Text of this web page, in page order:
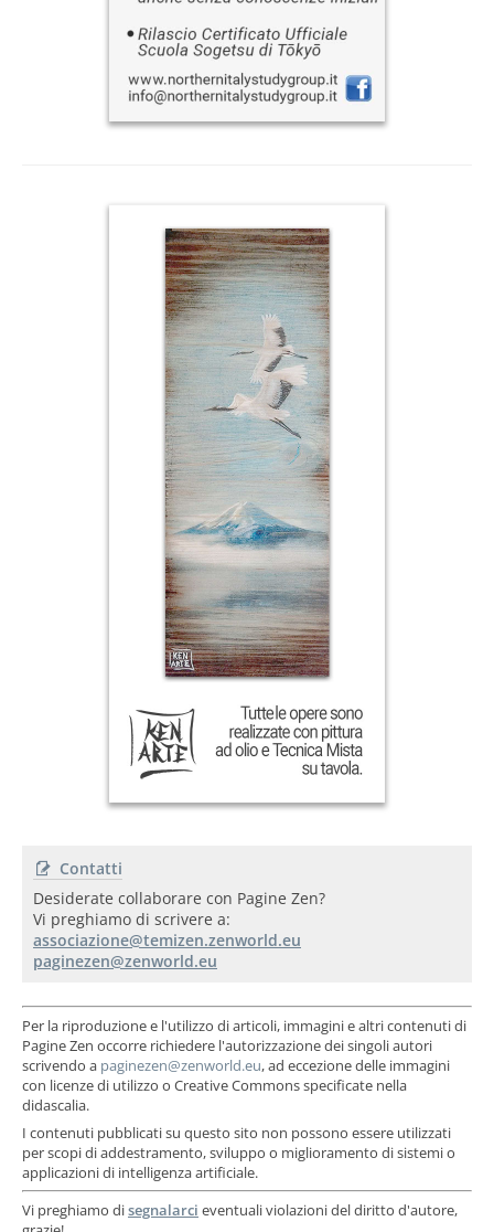
Contatti
Desiderate collaborare con Pagine Zen?
Vi preghiamo di scrivere a:
Per la riproduzione e l'utilizzo di articoli, immagini e altri contenuti di
Pagine Zen occorre richiedere l'autorizzazione dei singoli autori
scrivendo a
, ad eccezione delle immagini
con licenze di utilizzo o Creative Commons specificate nella
didascalia.
I contenuti pubblicati su questo sito non possono essere utilizzati
per scopi di addestramento, sviluppo o miglioramento di sistemi o
applicazioni di intelligenza artificiale.
Vi preghiamo disegnalarci eventuali violazioni del diritto d'autore,